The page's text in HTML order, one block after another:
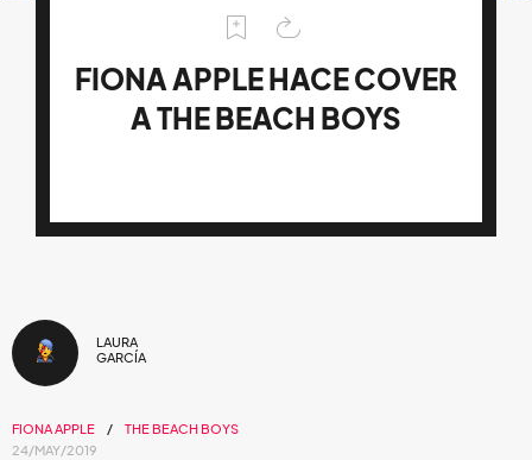
FIONA APPLE HACE COVER
A THE BEACH BOYS
LAURA
GARCÍA
FIONA APPLE
THE BEACH BOYS
24/MAY/2019